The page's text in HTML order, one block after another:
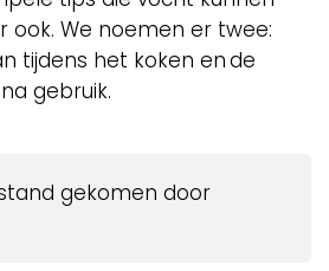
ook. We noemen er twee:
tijdens het koken en de
gebruik.
gekomen door